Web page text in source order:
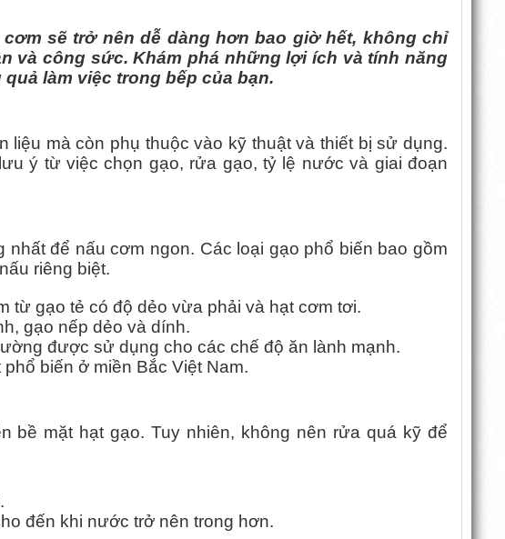
sẽ trở nên dễ dàng hơn bao giờ hết, không chỉ
và công sức. Khám phá những lợi ích và tính năng
làm việc trong bếp của bạn.
mà còn phụ thuộc vào kỹ thuật và thiết bị sử dụng.
ý từ việc chọn gạo, rửa gạo, tỷ lệ nước và giai đoạn
để nấu cơm ngon. Các loại gạo phổ biến bao gồm
riêng biệt.
từ gạo tẻ có độ dẻo vừa phải và hạt cơm tơi.
gạo nếp dẻo và dính.
được sử dụng cho các chế độ ăn lành mạnh.
biến ở miền Bắc Việt Nam.
bề mặt hạt gạo. Tuy nhiên, không nên rửa quá kỹ để
đến khi nước trở nên trong hơn.